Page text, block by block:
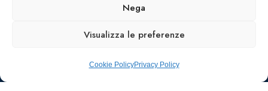
Nega
Visualizza le preferenze
Cookie PolicyPrivacy Policy